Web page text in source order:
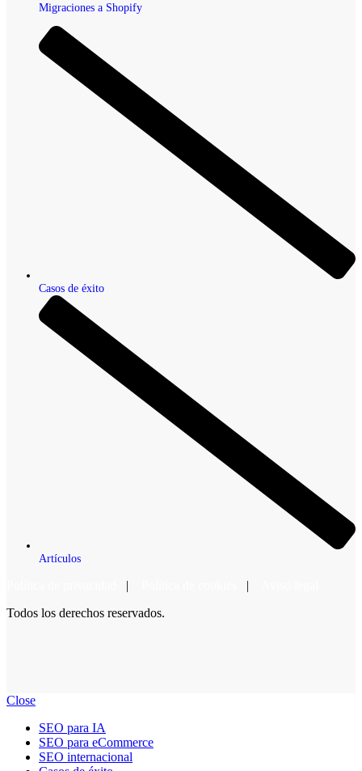
Migraciones a Shopify
Casos de éxito
Artículos
| |
Todos los derechos reservados.
Close
SEO para IA
SEO para eCommerce
SEO internacional